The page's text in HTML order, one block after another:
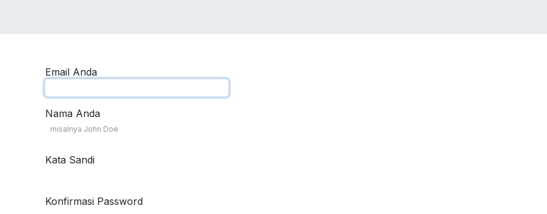
Email Anda
Nama Anda
Kata Sandi
Konfirmasi Password